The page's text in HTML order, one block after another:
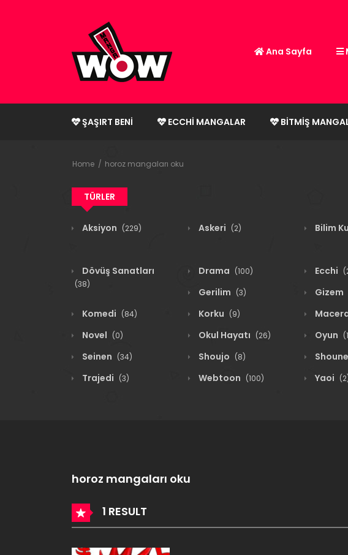
Ana Sayfa
ŞAŞIRT BENI ECCHI MANGALAR BITMIŞ
Home horoz mangaları oku
TÜRLER
Aksiyon (229) Askeri (2) Bilim
Dövüş Sanatları
(38)
Drama (100) Ecchi
Gerilim (3) Gizem
Komedi (84) Korku (9)
Novel (0) Okul Hayatı (26) Oyun
Seinen (34) Shoujo (8)
Trajedi (3) Webtoon (100) Yaoi
horoz mangaları oku
1 RESULT